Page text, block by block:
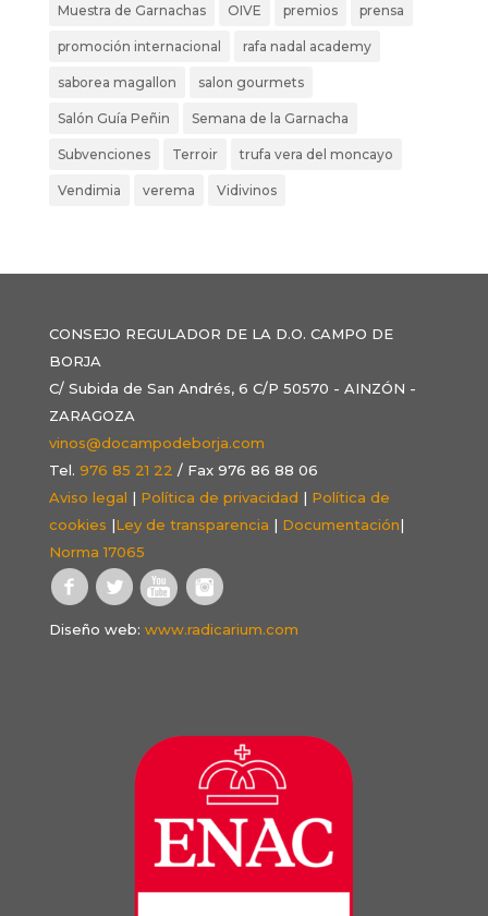
Muestra de Garnachas OIVE premios prensa
promoción internacional rafa nadal academy
saborea magallon salon gourmets
Salón Guía Peñin Semana de la Garnacha
Subvenciones Terroir trufa vera del moncayo
Vendimia verema Vidivinos
CONSEJO REGULADOR DE LA D.O. CAMPO DE
BORJA
C/ Subida de San Andrés, 6 C/P 50570 - AINZÓN -
ZARAGOZA
vinos@docampodeborja.com
Tel. 976 85 21 22 / Fax 976 86 88 06
Aviso legal | Política de privacidad | Política de
cookies |Ley de transparencia | Documentación|
Norma 17065
Diseño web: www.radicarium.com